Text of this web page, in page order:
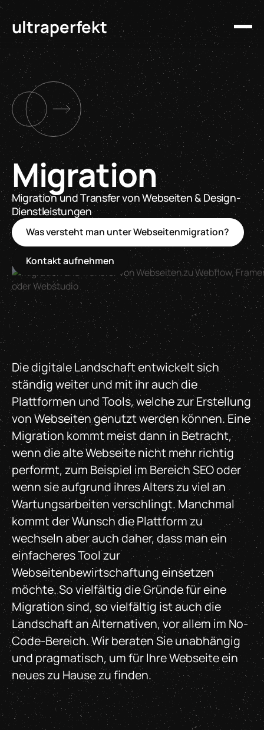
ultraperfekt
Migration
Migration und Transfer von Webseiten & Design-
Dienstleistungen
Was versteht man unter Webseitenmigration?
Kontakt aufnehmen
Die digitale Landschaft entwickelt sich
ständig weiter und mit ihr auch die
Plattformen und Tools, welche zur Erstellung
von Webseiten genutzt werden können. Eine
Migration kommt meist dann in Betracht,
wenn die alte Webseite nicht mehr richtig
performt, zum Beispiel im Bereich SEO oder
wenn sie aufgrund ihres Alters zu viel an
Wartungsarbeiten verschlingt. Manchmal
kommt der Wunsch die Plattform zu
wechseln aber auch daher, dass man ein
einfacheres Tool zur
Webseitenbewirtschaftung einsetzen
möchte. So vielfältig die Gründe für eine
Migration sind, so vielfältig ist auch die
Landschaft an Alternativen, vor allem im No-
Code-Bereich. Wir beraten Sie unabhängig
und pragmatisch, um für Ihre Webseite ein
neues zu Hause zu finden.